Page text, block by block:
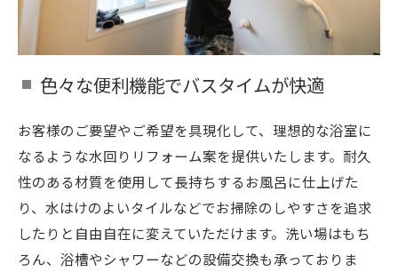
色々な便利機能でバスタイムが快適
お客様のご要望やご希望を具現化して、理想的な浴室に
なるような水回りリフォーム案を提供いたします。耐久
性のある材質を使用して長持ちするお風呂に仕上げた
り、水はけのよいタイルなどでお掃除のしやすさを追求
したりと自由自在に変えていただけます。洗い場はもち
ろん、浴槽やシャワーなどの設備交換も承っておりま